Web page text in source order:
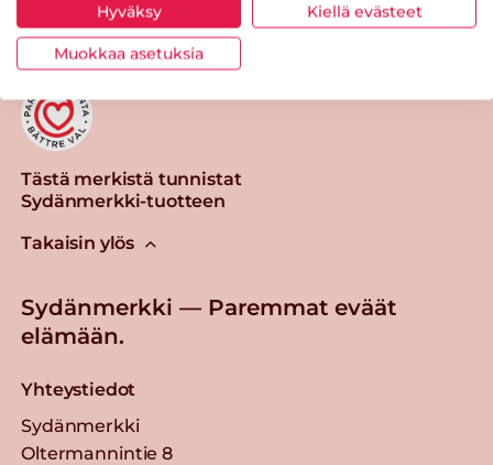
Tästä merkistä tunnistat
Sydänmerkki-tuotteen
Takaisin ylös
Sydänmerkki — Paremmat eväät
elämään.
Yhteystiedot
Sydänmerkki
Oltermannintie 8
Hyväksy Kiellä evästeet
Muokkaa asetuksia